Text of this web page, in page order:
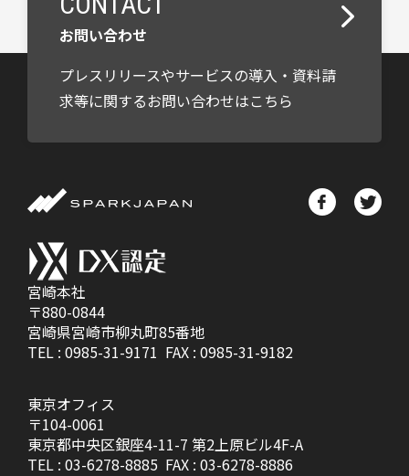
お問い合わせ
プレスリリースやサービスの導入・資料請
求等に関するお問い合わせはこちら
宮崎本社
〒880-0844
宮崎県宮崎市柳丸町85番地
TEL : 0985-31-9171 FAX : 0985-31-9182
東京オフィス
〒104-0061
東京都中央区銀座4-11-7 第2上原ビル4F-A
TEL : 03-6278-8885 FAX : 03-6278-8886